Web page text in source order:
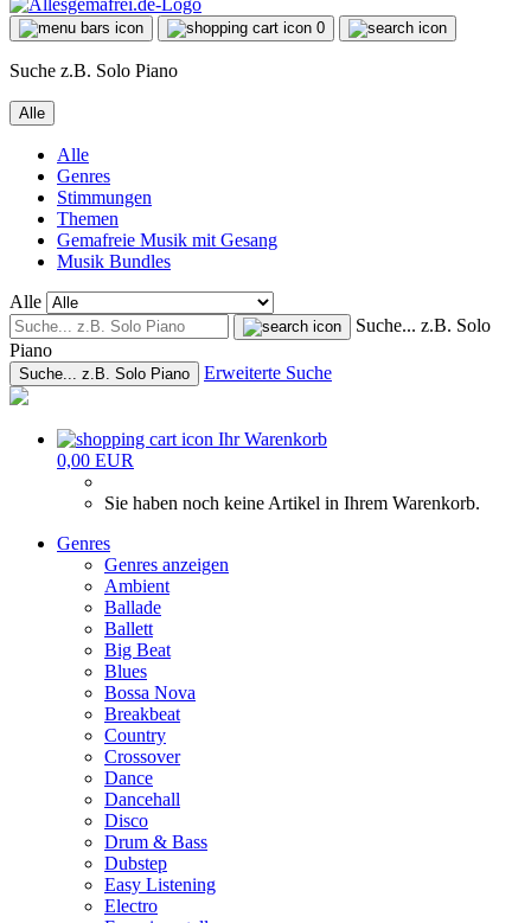
0
Suche z.B. Solo Piano
Alle
Alle
Genres
Stimmungen
Themen
Gemafreie Musik mit Gesang
Musik Bundles
Alle
Suche... z.B. Solo
Piano
Suche... z.B. Solo Piano Erweiterte Suche
Ihr Warenkorb
0,00 EUR
Sie haben noch keine Artikel in Ihrem Warenkorb.
Genres
Genres anzeigen
Ambient
Ballade
Ballett
Big Beat
Blues
Bossa Nova
Breakbeat
Country
Crossover
Dance
Dancehall
Disco
Drum & Bass
Dubstep
Easy Listening
Electro